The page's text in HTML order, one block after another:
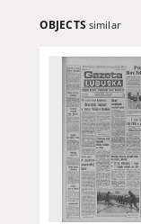
OBJECTS similar